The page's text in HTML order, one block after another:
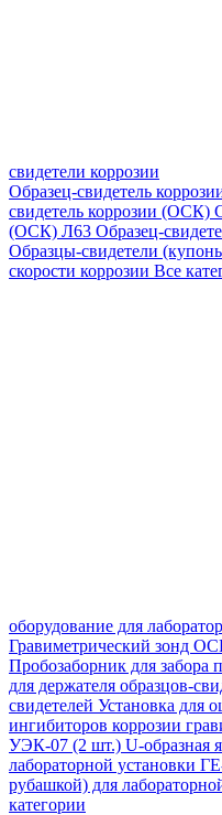
свидетели коррозии
Образец-свидетель
свидетель коррозии (ОСК)
(ОСК) Л63 Образец-
Образцы-свидетели
скорости коррозии Все
оборудование для
Гравиметрический зонд
Пробозаборник для забора
для держателя образцов-
свидетелей Установка для
ингибиторов коррозии
УЭК-07 (2 шт.) U-образная
лабораторной установки
рубашкой) для
категории